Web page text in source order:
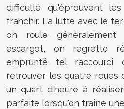
difficulté qu'éprouvent
franchir. La lutte avec le
on roule
escargot, on regrette
emprunté tel raccourci
retrouver les quatre roues
un quart d'heure à
parfaite lorsqu'on traîne